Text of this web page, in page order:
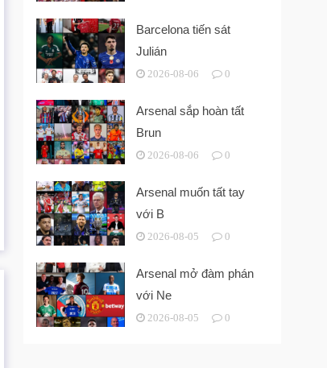
Barcelona tiến sát
Julián
2026-08-06 0
Arsenal sắp hoàn tất
Brun
2026-08-06 0
Arsenal muốn tất tay
với B
2026-08-05 0
Arsenal mở đàm phán
với Ne
2026-08-05 0